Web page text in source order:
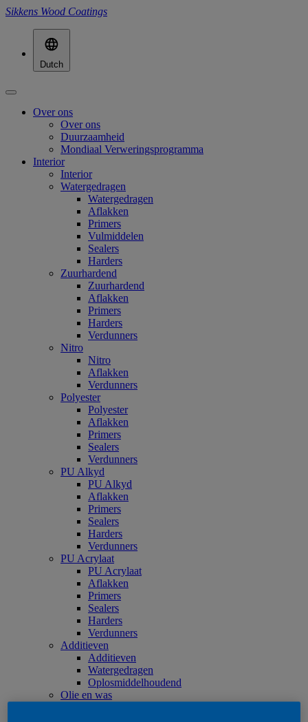
Sikkens Wood Coatings
Dutch
Over ons
Over ons
Duurzaamheid
Mondiaal Verweringsprogramma
Interior
Interior
Watergedragen
Watergedragen
Aflakken
Primers
Vulmiddelen
Sealers
Harders
Zuurhardend
Zuurhardend
Aflakken
Primers
Harders
Verdunners
Nitro
Nitro
Aflakken
Verdunners
Polyester
Polyester
Aflakken
Primers
Sealers
Verdunners
PU Alkyd
PU Alkyd
Aflakken
Primers
Sealers
Harders
Verdunners
PU Acrylaat
PU Acrylaat
Aflakken
Primers
Sealers
Harders
Verdunners
Additieven
Additieven
Watergedragen
Oplosmiddelhoudend
Olie en was